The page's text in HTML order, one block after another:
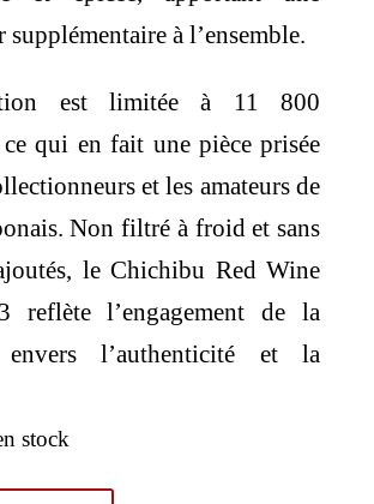
à l’ensemble.
est limitée à 11 800
qui en fait une pièce prisée
et les amateurs de
Non filtré à froid et sans
le Chichibu Red Wine
reflète l’engagement de la
l’authenticité et la
stock